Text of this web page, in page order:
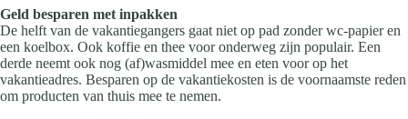
Geld besparen met inpakken
De helft van de vakantiegangers gaat niet op pad zonder wc-papier en
een koelbox. Ook koffie en thee voor onderweg zijn populair. Een
derde neemt ook nog (af)wasmiddel mee en eten voor op het
vakantieadres. Besparen op de vakantiekosten is de voornaamste reden
om producten van thuis mee te nemen.